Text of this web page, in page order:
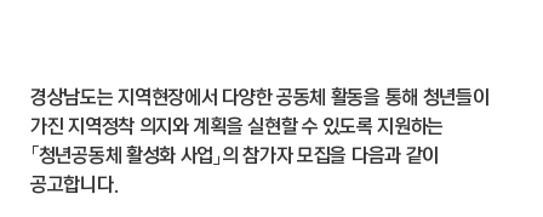
경상남도는 지역현장에서 다양한 공동체 활동을 통해 청년들이
가진 지역정착 의지와 계획을 실현할 수 있도록 지원하는
「청년공동체 활성화 사업」의 참가자 모집을 다음과 같이
공고합니다.